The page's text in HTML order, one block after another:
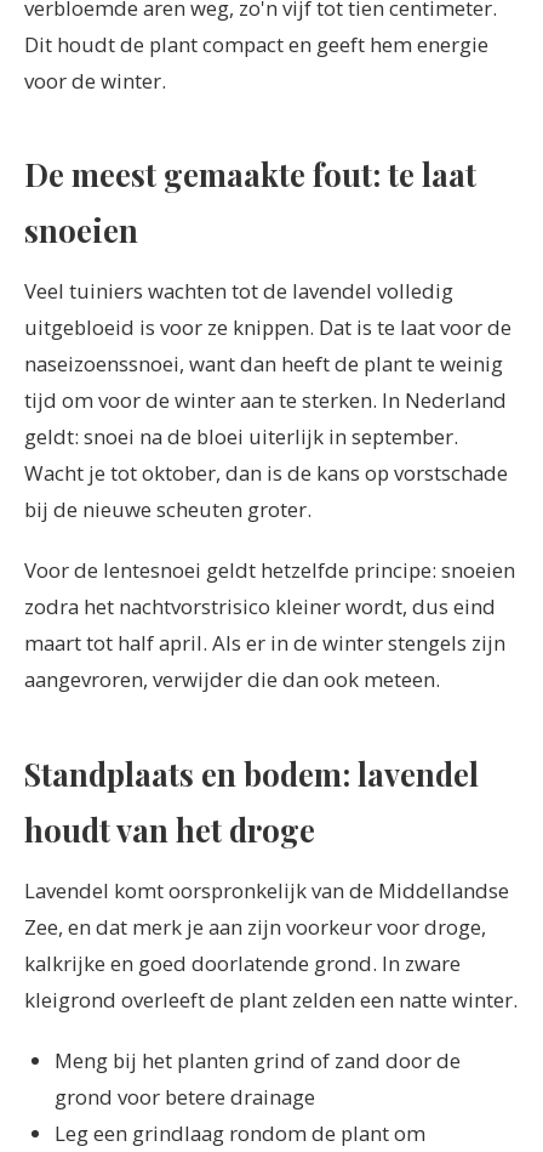
verbloemde aren weg, zo'n vijf tot tien centimeter.
Dit houdt de plant compact en geeft hem energie
voor de winter.
De meest gemaakte fout: te laat
snoeien
Veel tuiniers wachten tot de lavendel volledig
uitgebloeid is voor ze knippen. Dat is te laat voor de
naseizoenssnoei, want dan heeft de plant te weinig
tijd om voor de winter aan te sterken. In Nederland
geldt: snoei na de bloei uiterlijk in september.
Wacht je tot oktober, dan is de kans op vorstschade
bij de nieuwe scheuten groter.
Voor de lentesnoei geldt hetzelfde principe: snoeien
zodra het nachtvorstrisico kleiner wordt, dus eind
maart tot half april. Als er in de winter stengels zijn
aangevroren, verwijder die dan ook meteen.
Standplaats en bodem: lavendel
houdt van het droge
Lavendel komt oorspronkelijk van de Middellandse
Zee, en dat merk je aan zijn voorkeur voor droge,
kalkrijke en goed doorlatende grond. In zware
kleigrond overleeft de plant zelden een natte winter.
Meng bij het planten grind of zand door de
grond voor betere drainage
Leg een grindlaag rondom de plant om